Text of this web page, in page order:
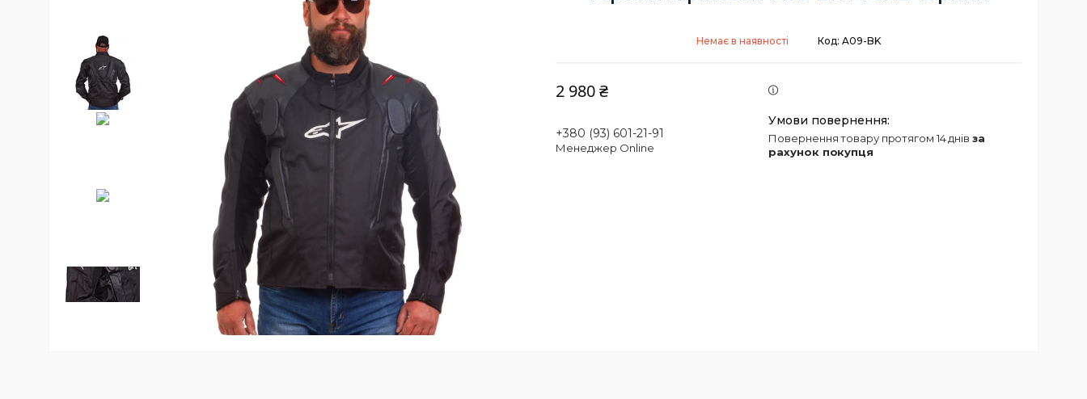
Немає в наявності Код: A09-BK
2 980 ₴
+380 (93) 601-21-91
Менеджер Online
повернення товару протягом 14 днів за
рахунок покупця